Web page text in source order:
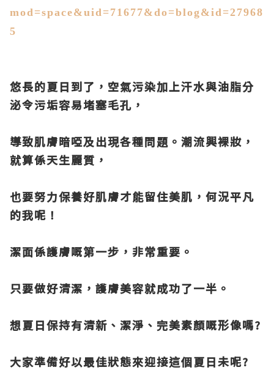
mod=space&uid=71677&do=blog&id=27968
5
悠長的夏日到了，空氣污染加上汗水與油脂分
泌令污垢容易堵塞毛孔，
導致肌膚暗啞及出現各種問題。潮流興裸妝，
就算係天生麗質，
也要努力保養好肌膚才能留住美肌，何況平凡
的我呢！
潔面係護膚嘅第一步，非常重要。
只要做好清潔，護膚美容就成功了一半。
想夏日保持有清新、潔淨、完美素顏嘅形像嗎?
大家準備好以最佳狀態來迎接這個夏日未呢?